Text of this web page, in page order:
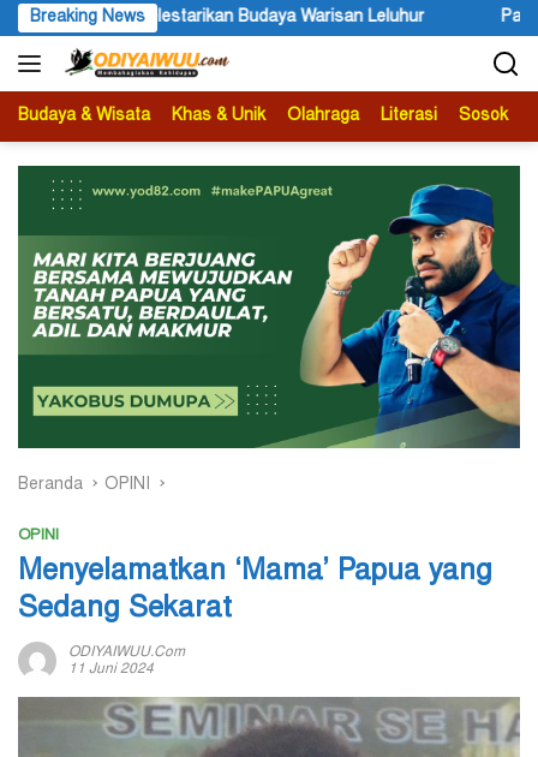
Langsung
ke
konten
Breaking News
Warisan Leluhur Partai NasDem Serius Dorong
Budaya & Wisata Khas & Unik Olahraga Literasi Sosok
Beranda OPINI
OPINI
Menyelamatkan ‘Mama’ Papua yang
Sedang Sekarat
ODIYAIWUU.com
11 Juni 2024